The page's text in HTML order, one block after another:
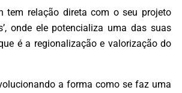
tem relação direta com o seu projeto
onde ele potencializa uma das suas
é a regionalização e valorização do
a forma como se faz uma